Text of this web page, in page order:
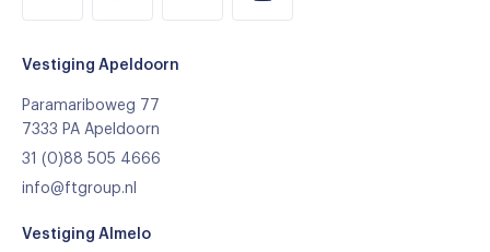
Vestiging Apeldoorn
Paramariboweg 77
7333 PA Apeldoorn
31 (0)88 505 4666
info@ftgroup.nl
Vestiging Almelo